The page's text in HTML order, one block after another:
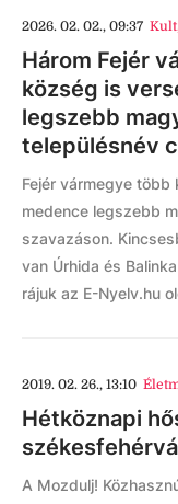
2026. 02. 02., 09:37 Kult
Három Fejér
község is
legszebb
településnév
Fejér vármegye
medence legszebb
szavazáson.
van Úrhida és
rájuk az E-Nyelv.hu
2019. 02. 26., 13:10
Hétköznapi
A Mozdulj!